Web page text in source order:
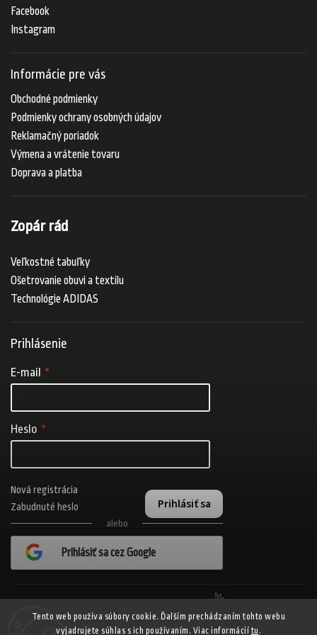
Tento web používa súbory cookie. Ďalším prechádzaním tohto webu
vyjadrujete súhlas s ich používaním. Viac informácií tu .
Facebook
Instagram
Informácie pre vás
Obchodné podmienky
Podmienky ochrany osobných údajov
Reklamačný poriadok
Výmena a vrátenie tovaru
Doprava a platba
Zopár rád
Veľkostné tabuľky
Ošetrovanie obuvi a textilu
Technológie ADIDAS
Prihlásenie
E-mail
Heslo
Prihlásiť sa
Nová registrácia
Zabudnuté heslo
alebo
Prihlásiť sa cez Google